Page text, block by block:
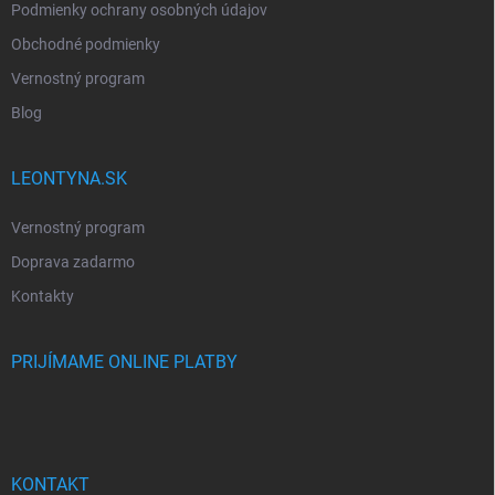
Podmienky ochrany osobných údajov
Obchodné podmienky
Vernostný program
Blog
LEONTYNA.SK
Vernostný program
Doprava zadarmo
Kontakty
PRIJÍMAME ONLINE PLATBY
KONTAKT